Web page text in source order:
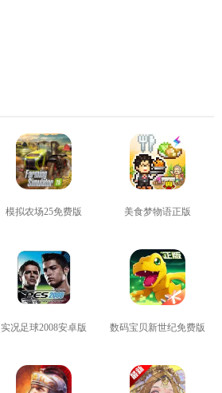
模拟农场25免费版 美食梦物语正版
实况足球2008安卓版 数码宝贝新世纪免费版